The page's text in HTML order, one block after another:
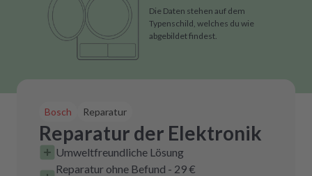
Die Daten stehen auf dem
Typenschild, welches du wie
abgebildet findest.
Bosch Reparatur
Reparatur der Elektronik
Umweltfreundliche Lösung
Reparatur ohne Befund - 29 €